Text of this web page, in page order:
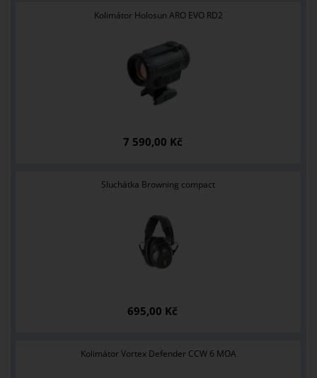
Kolimátor Holosun ARO EVO RD2
7 590,00 Kč
Sluchátka Browning compact
695,00 Kč
Kolimátor Vortex Defender CCW 6 MOA